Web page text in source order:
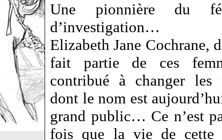
Une pionnière du
d’investigation…
Elizabeth Jane Cochrane,
fait partie de ces
contribué à changer les
dont le nom est
grand public… Ce n’est
fois que la vie de cette